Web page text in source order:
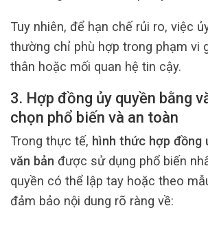
Tuy nhiên, để hạn chế rủi ro, việc
thường chỉ phù hợp trong phạm vi
thân hoặc mối quan hệ tin cậy.
3. Hợp đồng ủy quyền bằng
chọn phổ biến và an toàn
Trong thực tế, hình thức hợp đồng
văn bản được sử dụng phổ biến
quyền có thể lập tay hoặc theo
đảm bảo nội dung rõ ràng về: